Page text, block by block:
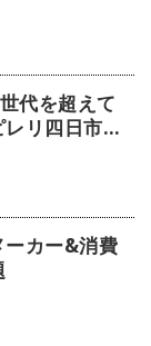
代を超えて
リ四日市タ
ーカー&消費